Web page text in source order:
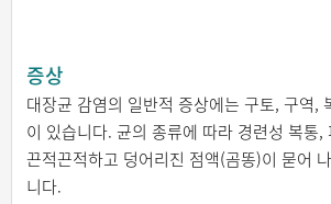
증상
대장균 감염의 일반적 증상에는 구토, 구역,
이 있습니다. 균의 종류에 따라 경련성 복통,
끈적끈적하고 덩어리진 점액(곰똥)이 묻어
니다.